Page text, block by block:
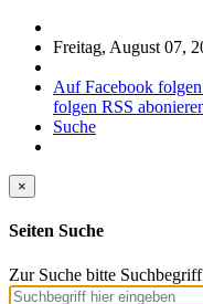
Freitag, August 07,
Auf Facebook folgen
folgen RSS
Suche
×
Seiten Suche
Zur Suche bitte